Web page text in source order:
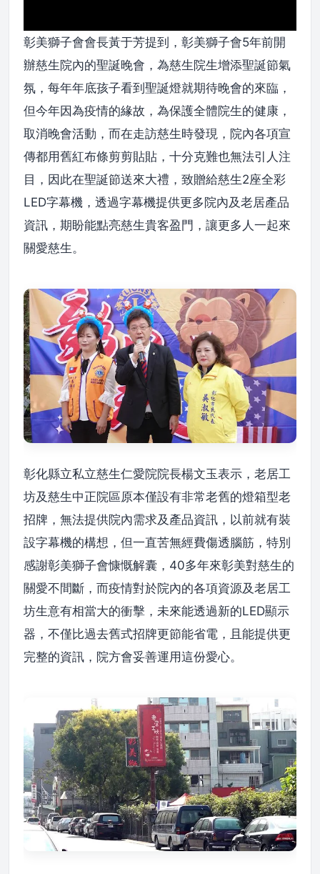
彰美獅子會會長黃于芳提到，彰美獅子會5年前開
辦慈生院內的聖誕晚會，為慈生院生增添聖誕節氣
氛，每年年底孩子看到聖誕燈就期待晚會的來臨，
但今年因為疫情的緣故，為保護全體院生的健康，
取消晚會活動，而在走訪慈生時發現，院內各項宣
傳都用舊紅布條剪剪貼貼，十分克難也無法引人注
目，因此在聖誕節送來大禮，致贈給慈生2座全彩
LED字幕機，透過字幕機提供更多院內及老居產品
資訊，期盼能點亮慈生貴客盈門，讓更多人一起來
關愛慈生。
彰化縣立私立慈生仁愛院院長楊文玉表示，老居工
坊及慈生中正院區原本僅設有非常老舊的燈箱型老
招牌，無法提供院內需求及產品資訊，以前就有裝
設字幕機的構想，但一直苦無經費傷透腦筋，特別
感謝彰美獅子會慷慨解囊，40多年來彰美對慈生的
關愛不間斷，而疫情對於院內的各項資源及老居工
坊生意有相當大的衝擊，未來能透過新的LED顯示
器，不僅比過去舊式招牌更節能省電，且能提供更
完整的資訊，院方會妥善運用這份愛心。